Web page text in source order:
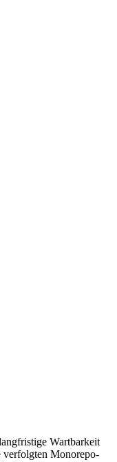
Wartbarkeit
verfolgten Monorepo-